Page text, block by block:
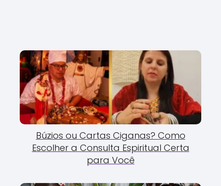
Búzios ou Cartas Ciganas? Como
Escolher a Consulta Espiritual Certa
para Você